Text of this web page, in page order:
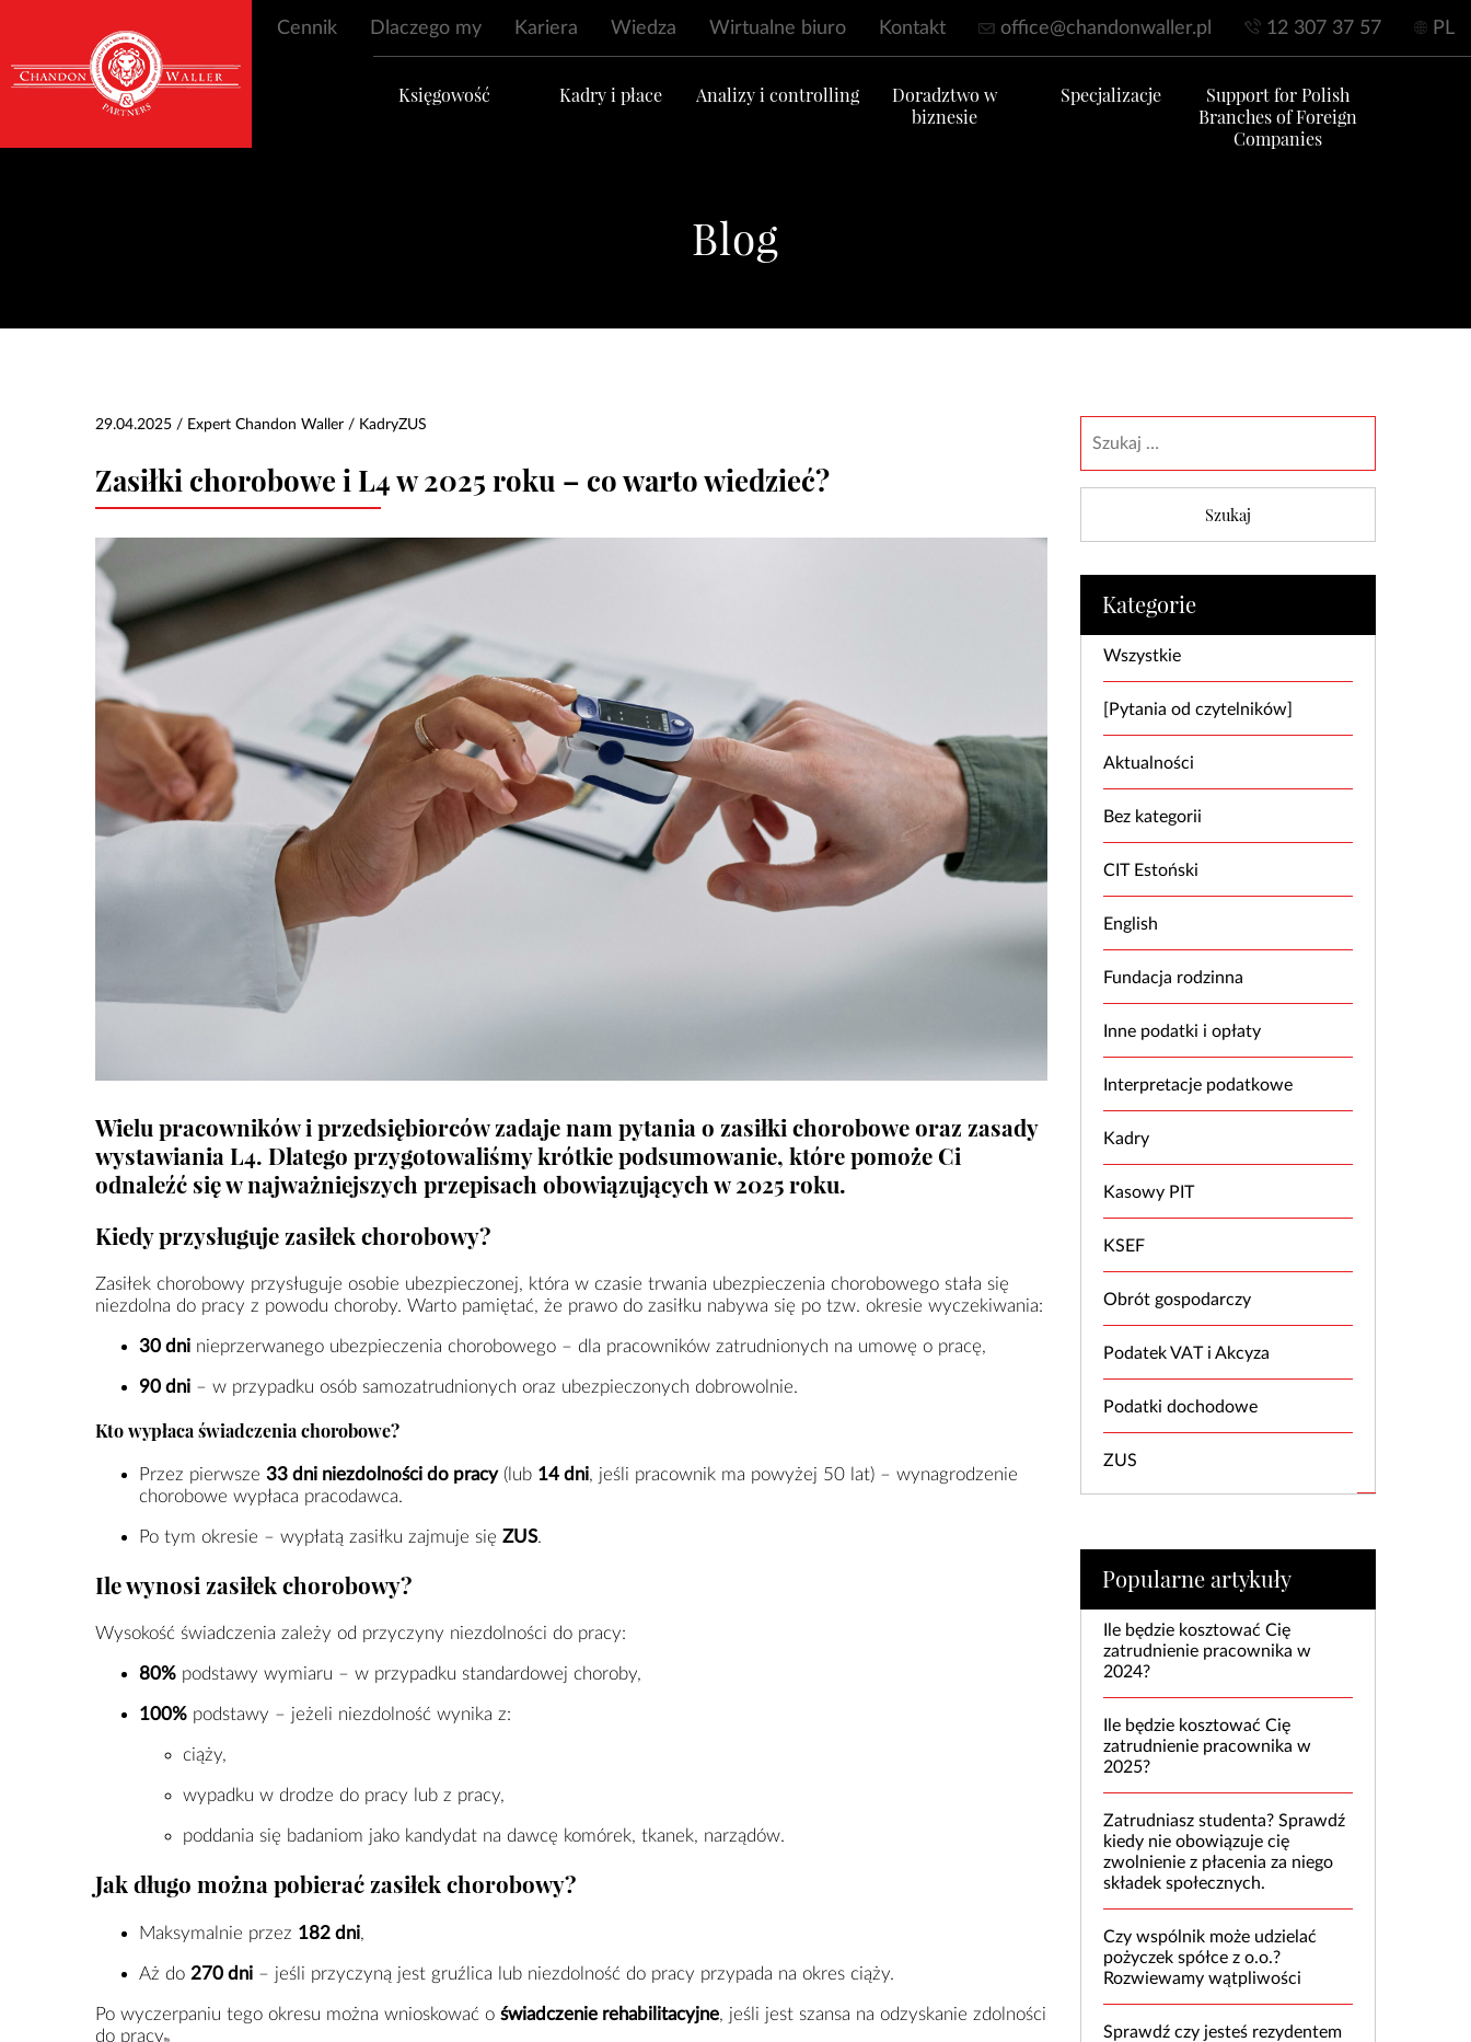
Cennik Dlaczego my Kariera Wiedza Wirtualne biuro Kontakt office@chandonwaller.pl 12 307 37 57 PL
Księgowość Kadry i płace Analizy i controlling
Doradztwo w
biznesie
Specjalizacje
Support for Polish
Branches of Foreign
Companies
Blog
Kategorie
Wszystkie
[Pytania od czytelników]
Aktualności
Bez kategorii
CIT Estoński
English
Fundacja rodzinna
Inne podatki i opłaty
Interpretacje podatkowe
Kadry
Kasowy PIT
KSEF
Obrót gospodarczy
Podatek VAT i Akcyza
Podatki dochodowe
ZUS
Popularne artykuły
Ile będzie kosztować Cię
zatrudnienie pracownika w
2024?
Ile będzie kosztować Cię
zatrudnienie pracownika w
2025?
Zatrudniasz studenta? Sprawdź
kiedy nie obowiązuje cię
zwolnienie z płacenia za niego
składek społecznych.
Czy wspólnik może udzielać
pożyczek spółce z o.o.?
Rozwiewamy wątpliwości
Sprawdź czy jesteś rezydentem
29.04.2025 / Expert Chandon Waller / KadryZUS
Zasiłki chorobowe i L4 w 2025 roku – co warto wiedzieć?
Wielu pracowników i przedsiębiorców zadaje nam pytania o zasiłki chorobowe oraz zasady
wystawiania L4. Dlatego przygotowaliśmy krótkie podsumowanie, które pomoże Ci
odnaleźć się w najważniejszych przepisach obowiązujących w 2025 roku.
Kiedy przysługuje zasiłek chorobowy?
Zasiłek chorobowy przysługuje osobie ubezpieczonej, która w czasie trwania ubezpieczenia chorobowego stała się
niezdolna do pracy z powodu choroby. Warto pamiętać, że prawo do zasiłku nabywa się po tzw. okresie wyczekiwania:
30 dni nieprzerwanego ubezpieczenia chorobowego – dla pracowników zatrudnionych na umowę o pracę,
90 dni – w przypadku osób samozatrudnionych oraz ubezpieczonych dobrowolnie.
Kto wypłaca świadczenia chorobowe?
Przez pierwsze 33 dni niezdolności do pracy(lub 14 dni, jeśli pracownik ma powyżej 50 lat) – wynagrodzenie
chorobowe wypłaca pracodawca.
Po tym okresie – wypłatą zasiłku zajmuje się ZUS.
Ile wynosi zasiłek chorobowy?
Wysokość świadczenia zależy od przyczyny niezdolności do pracy:
80% podstawy wymiaru – w przypadku standardowej choroby,
100% podstawy – jeżeli niezdolność wynika z:
ciąży,
wypadku w drodze do pracy lub z pracy,
poddania się badaniom jako kandydat na dawcę komórek, tkanek, narządów.
Jak długo można pobierać zasiłek chorobowy?
Maksymalnie przez 182 dni,
Aż do 270 dni – jeśli przyczyną jest gruźlica lub niezdolność do pracy przypada na okres ciąży.
Po wyczerpaniu tego okresu można wnioskować o świadczenie rehabilitacyjne, jeśli jest szansa na odzyskanie zdolności
do pracy